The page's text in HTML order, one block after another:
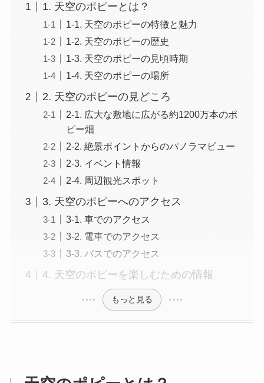
1. 天空のポピーとは？
1-1. 天空のポピーの特徴と魅力
1-2. 天空のポピーの歴史
1-3. 天空のポピーの見頃時期
1-4. 天空のポピーの場所
2. 天空のポピーの見どころ
2-1. 広大な敷地に広がる約1200万本のポ
ピー畑
2-2. 絶景ポイントからのパノラマビュー
2-3. イベント情報
2-4. 周辺観光スポット
3. 天空のポピーへのアクセス
3-1. 車でのアクセス
3-2. 電車でのアクセス
3-3. バスでのアクセス
4. 天空のポピーを楽しむための情報
もっと見る